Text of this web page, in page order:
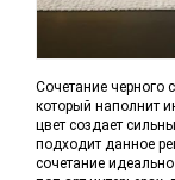
Сочетание черного
который наполнит
цвет создает
подходит данное
сочетание